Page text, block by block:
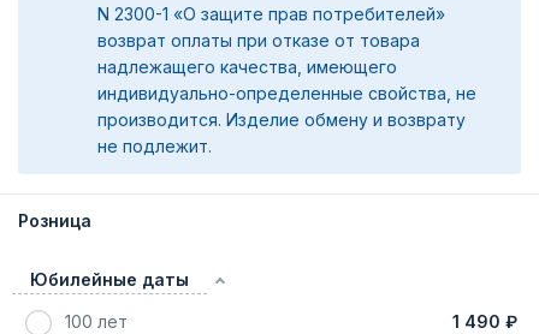
N 2300-1 «О защите прав потребителей»
возврат оплаты при отказе от товара
надлежащего качества, имеющего
индивидуально-определенные свойства, не
производится. Изделие обмену и возврату
не подлежит.
Розница
Юбилейные даты
100 лет 1 490 ₽